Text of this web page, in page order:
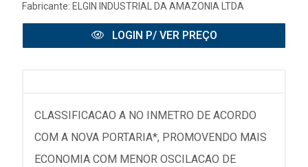
Fabricante: ELGIN INDUSTRIAL DA AMAZONIA LTDA
LOGIN P/ VER PREÇO
CLASSIFICACAO A NO INMETRO DE ACORDO
COM A NOVA PORTARIA*, PROMOVENDO MAIS
ECONOMIA COM MENOR OSCILACAO DE